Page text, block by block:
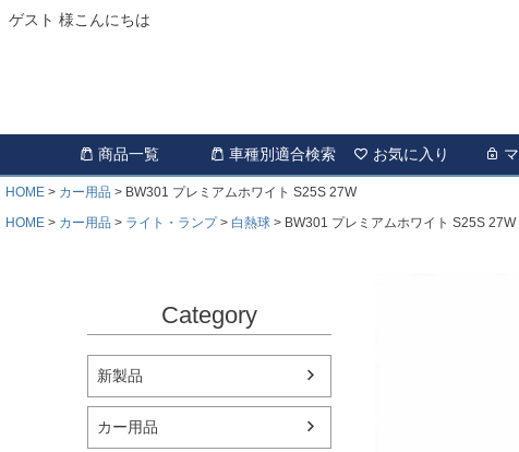
ゲスト 様こんにちは
商品一覧 車種別適合検索 お気に入り
HOME カー用品
BW301 プレミアムホワイト S25S 27W
HOME
カー用品 ライト・ランプ 白熱球 BW301 プレミアムホワイト S25S 27W
Category
新製品
カー用品